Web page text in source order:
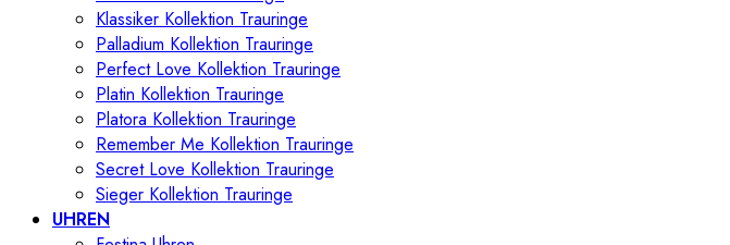
Klassiker Kollektion Trauringe
Palladium Kollektion Trauringe
Perfect Love Kollektion Trauringe
Platin Kollektion Trauringe
Platora Kollektion Trauringe
Remember Me Kollektion Trauringe
Secret Love Kollektion Trauringe
Sieger Kollektion Trauringe
UHREN